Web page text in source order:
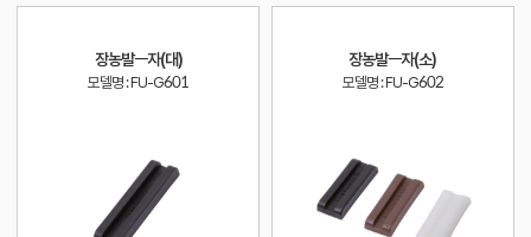
장농발ㅡ자(대)
모델명 : FU-G601
장농발ㅡ자(소)
모델명 : FU-G602